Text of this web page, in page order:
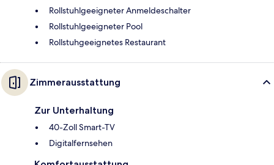
Rollstuhlgeeigneter Anmeldeschalter
Rollstuhlgeeigneter Pool
Rollstuhgeeignetes Restaurant
Zimmerausstattung
Zur Unterhaltung
40-Zoll Smart-TV
Digitalfernsehen